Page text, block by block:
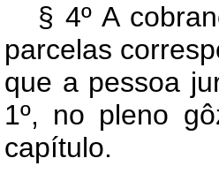
§ 4º A
parcelas
que a pessoa
1º, no pleno
capítulo.